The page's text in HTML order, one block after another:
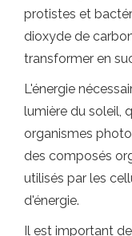
protistes et
dioxyde de
transformer en
L'énergie
lumière du soleil,
organismes
des composés
utilisés par les
d'énergie.
Il est important